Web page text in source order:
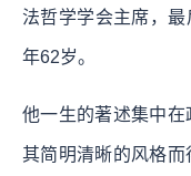
法哲学学会主席，
年62岁。
他一生的著述集中
其简明清晰的风格